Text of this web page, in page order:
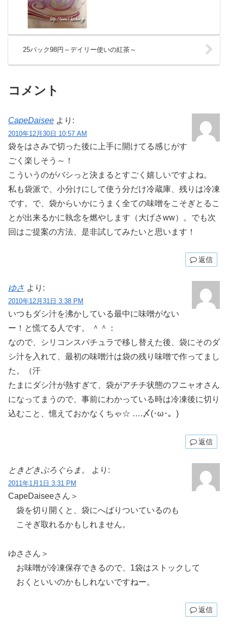
25パック98円～デイリー使いの紅茶～
コメント
CapeDaisee より:
2010年12月30日 10:57 AM
袋をはさみで切った後に上手に開けてる感じがす
ごく楽しそう～！
こういうのがバシっと決まるとすごく嬉しいですよね。
私も袋派で、小分けにして使う分だけ冷蔵庫、残りは冷凍
です。で、袋からいかにうまく全ての味噌をこそぎとるこ
とが出来るかに執念を燃やします（大げさww）。でも次
回はご提案の方法、是非試してみたいと思います！
返信
ゆさ より:
2010年12月31日 3:38 PM
いつもダシ汁を沸かしている最中に味噌がない
ー！と慌てる人です。 ＾＾：
なので、シリコンスパチュラで移し替えた後、袋にそのダ
シ汁を入れて、最初の味噌汁は袋の残り味噌で作ってまし
た。（汗
たまにダシ汁が熱すぎて、袋がアチチ状態のフニャオさん
になってまうので、事前にわかっている時は冷凍後に切り
込むこと、憶えておかなくちゃ☆ ….〆(･ω･。)
返信
ときどきぷろぐらま。 より:
2011年1月1日 3:31 PM
CapeDaiseeさん＞
袋を切り開くと、袋にへばりついているのも
こそぎ取れるかもしれません。
ゆささん＞
お味噌が冷凍保存できるので、1袋はストックして
おくといいのかもしれないですねー。
返信